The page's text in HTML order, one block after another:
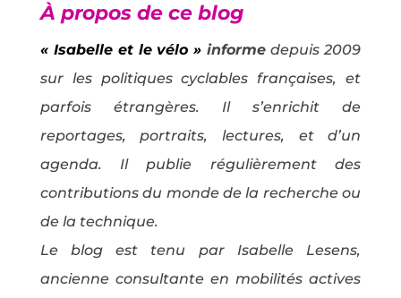
À propos de ce blog
« Isabelle et le vélo » informe depuis 2009
sur les politiques cyclables françaises, et
parfois étrangères. Il s’enrichit de
reportages, portraits, lectures, et d’un
agenda. Il publie régulièrement des
contributions du monde de la recherche ou
de la technique.
Le blog est tenu par Isabelle Lesens,
ancienne consultante en mobilités actives